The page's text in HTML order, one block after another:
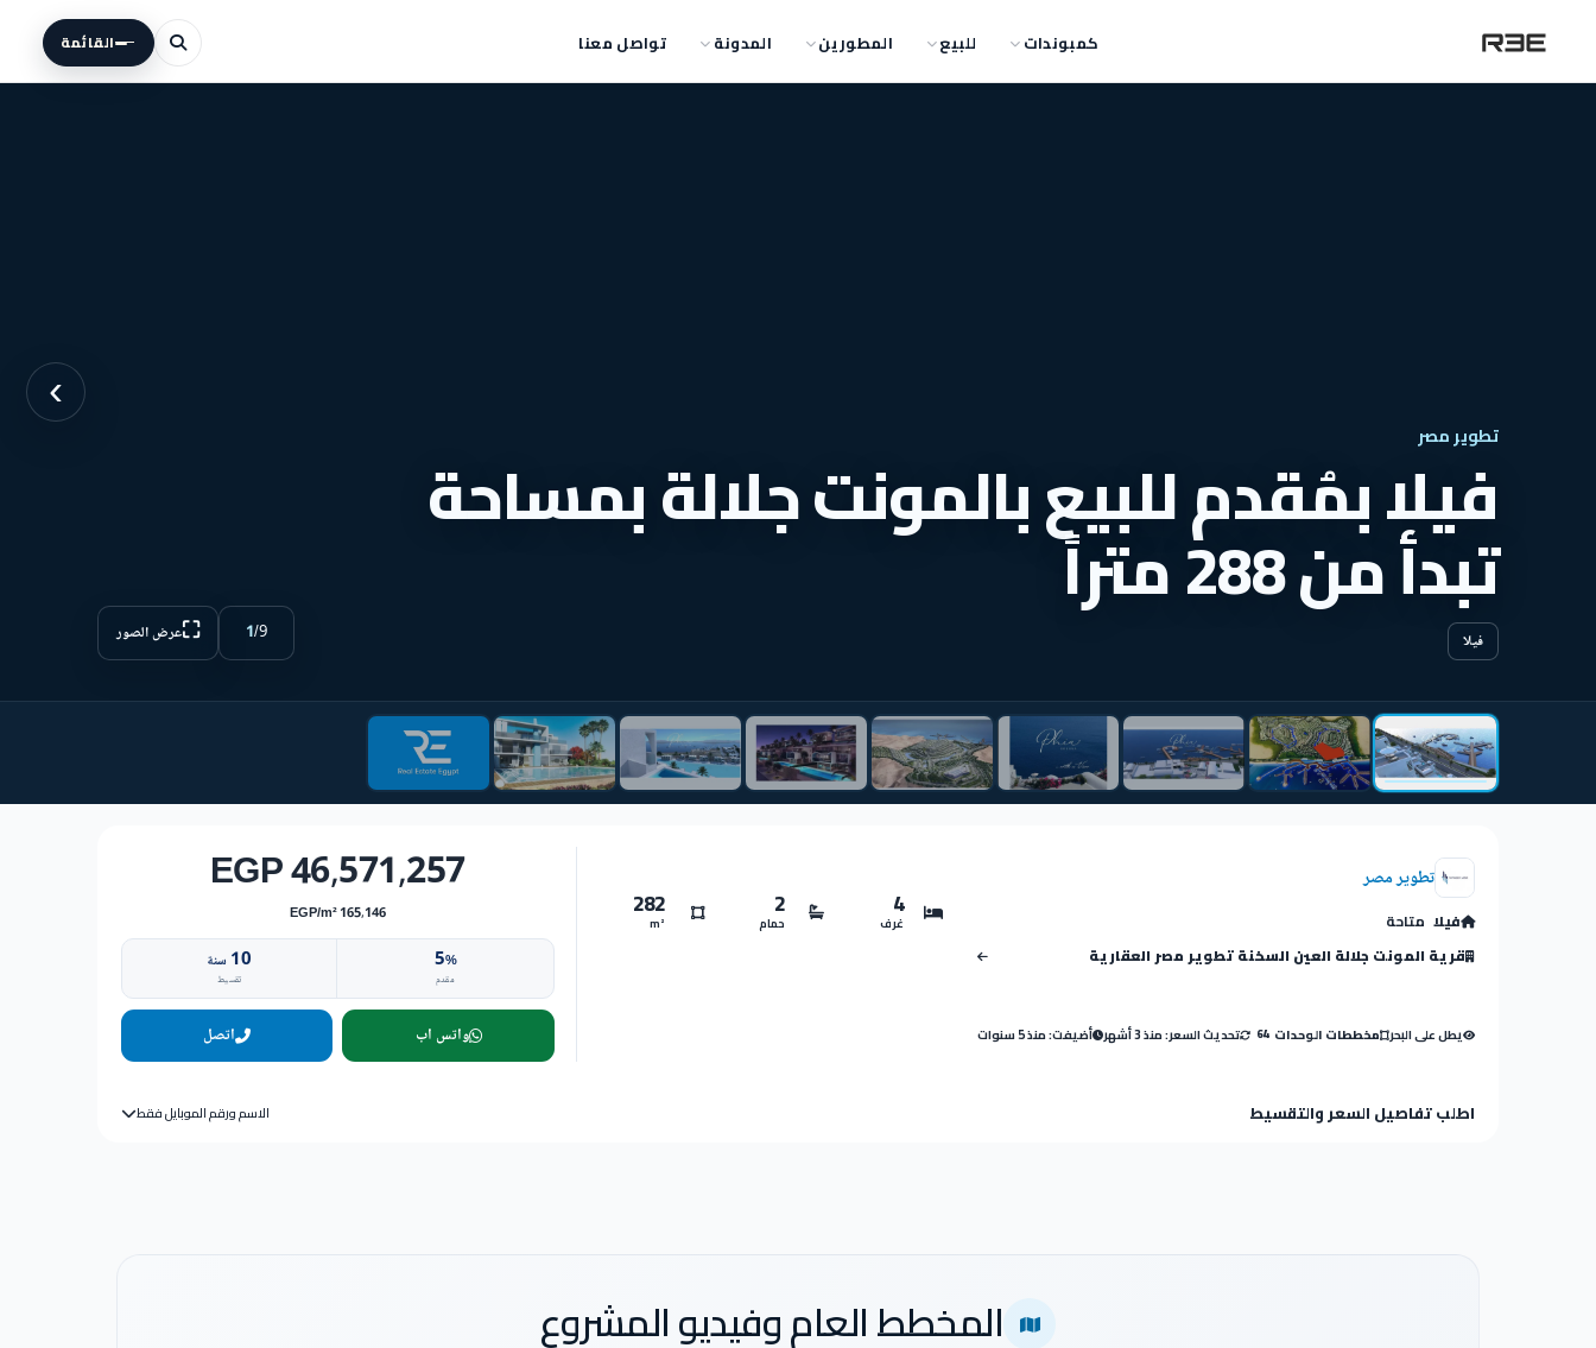
كمبوندات للبيع المطورين المدونة تواصل معنا القائمة
›
تطوير مصر
فيلا بمُقدم للبيع بالمونت جلالة بمساحة
تبدأ من 288 متراً
فيلا 1/9
⛶عرض الصور
تطوير مصر
فيلا متاحة
قرية المونت جلالة العين السخنة تطوير مصر العقارية
4
غرف
2
حمام
282
m²
يطل على البحر مخططات الوحدات 64 تحديث السعر: منذ 3 أشهر أضيفت: منذ 5 سنوات
46,571,257 EGP
165,146 EGP/m²
5%
مقدم
10 سنة
تقسيط
واتس اب اتصل
اطلب تفاصيل السعر والتقسيط الاسم ورقم الموبايل فقط
المخطط العام وفيديو المشروع